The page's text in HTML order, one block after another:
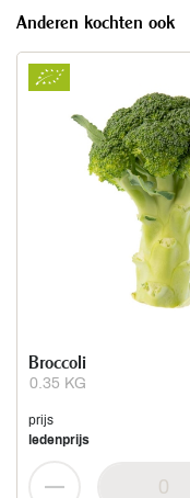
Anderen kochten ook
0.35 KG
Broccoli
prijs
ledenprijs